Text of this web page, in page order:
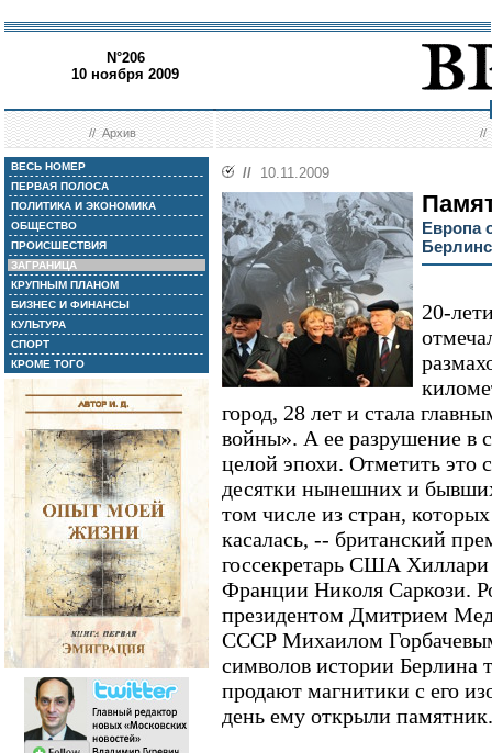
N°206
10 ноября 2009
//Архив //
ВЕСЬ НОМЕР
ПЕРВАЯ ПОЛОСА
ПОЛИТИКА И ЭКОНОМИКА
ОБЩЕСТВО
ПРОИСШЕСТВИЯ
ЗАГРАНИЦА
КРУПНЫМ ПЛАНОМ
БИЗНЕС И ФИНАНСЫ
КУЛЬТУРА
СПОРТ
КРОМЕ ТОГО
// 10.11.2009
Европа
20-
город, 28 лет и стала
войны». А ее разрушение в
целой эпохи. Отметить это
десятки нынешних и
том числе из стран,
касалась, -- британский
госсекретарь США
Франции Николя Саркози.
президентом Дмитрием
СССР Михаилом
символов истории Берлина
продают магнитики с его
день ему открыли памятник.